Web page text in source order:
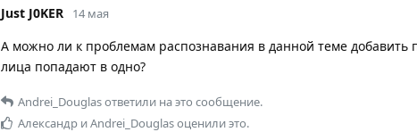
Just J0KER 14 мая
А можно ли к проблемам распознавания в данной теме добавить
лица попадают в одно?
Andrei_Douglasответили на это сообщение.
Александр иAndrei_Douglasоценили это.